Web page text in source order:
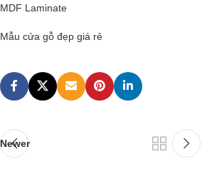
MDF Laminate
Mẫu cửa gỗ đẹp giá rẻ
Newer